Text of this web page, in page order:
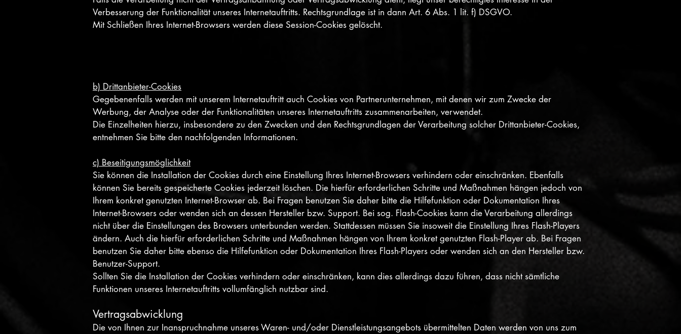
Verbesserung der Funktionalität unseres Internetauftritts. Rechtsgrundlage ist in dann Art. 6 Abs. 1 lit. f) DSGVO.
Mit Schließen Ihres Internet-Browsers werden diese Session-Cookies gelöscht.
b) Drittanbieter-Cookies
Gegebenenfalls werden mit unserem Internetauftritt auch Cookies von Partnerunternehmen, mit denen wir zum Zwecke der
Werbung, der Analyse oder der Funktionalitäten unseres Internetauftritts zusammenarbeiten, verwendet.
Die Einzelheiten hierzu, insbesondere zu den Zwecken und den Rechtsgrundlagen der Verarbeitung solcher Drittanbieter-Cookies,
entnehmen Sie bitte den nachfolgenden Informationen.
c) Beseitigungsmöglichkeit
Sie können die Installation der Cookies durch eine Einstellung Ihres Internet-Browsers verhindern oder einschränken. Ebenfalls
können Sie bereits gespeicherte Cookies jederzeit löschen. Die hierfür erforderlichen Schritte und Maßnahmen hängen jedoch von
Ihrem konkret genutzten Internet-Browser ab. Bei Fragen benutzen Sie daher bitte die Hilfefunktion oder Dokumentation Ihres
Internet-Browsers oder wenden sich an dessen Hersteller bzw. Support. Bei sog. Flash-Cookies kann die Verarbeitung allerdings
nicht über die Einstellungen des Browsers unterbunden werden. Stattdessen müssen Sie insoweit die Einstellung Ihres Flash-Players
ändern. Auch die hierfür erforderlichen Schritte und Maßnahmen hängen von Ihrem konkret genutzten Flash-Player ab. Bei Fragen
benutzen Sie daher bitte ebenso die Hilfefunktion oder Dokumentation Ihres Flash-Players oder wenden sich an den Hersteller bzw.
Benutzer-Support.
Sollten Sie die Installation der Cookies verhindern oder einschränken, kann dies allerdings dazu führen, dass nicht sämtliche
Funktionen unseres Internetauftritts vollumfänglich nutzbar sind.
Vertragsabwicklung
Die von Ihnen zur Inanspruchnahme unseres Waren- und/oder Dienstleistungsangebots übermittelten Daten werden von uns zum